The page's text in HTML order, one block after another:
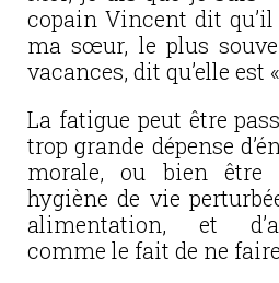
copain Vincent dit
ma sœur, le plus
vacances, dit qu’elle est
La fatigue peut être
trop grande dépense
morale, ou bien être
hygiène de vie
alimentation, et
comme le fait de ne